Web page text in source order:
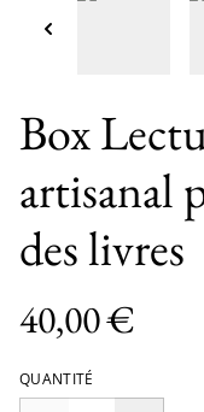
Box
artisanal
des livres
40,00 €
QUANTITÉ